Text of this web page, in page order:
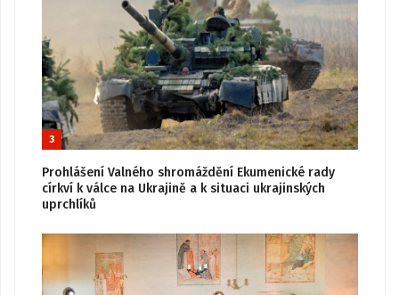
3
Prohlášení Valného shromáždění Ekumenické rady
církví k válce na Ukrajině a k situaci ukrajinských
uprchlíků